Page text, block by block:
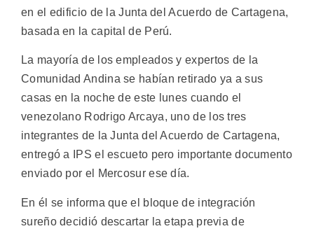
en el edificio de la Junta del Acuerdo de Cartagena,
basada en la capital de Perú.
La mayoría de los empleados y expertos de la
Comunidad Andina se habían retirado ya a sus
casas en la noche de este lunes cuando el
venezolano Rodrigo Arcaya, uno de los tres
integrantes de la Junta del Acuerdo de Cartagena,
entregó a IPS el escueto pero importante documento
enviado por el Mercosur ese día.
En él se informa que el bloque de integración
sureño decidió descartar la etapa previa de